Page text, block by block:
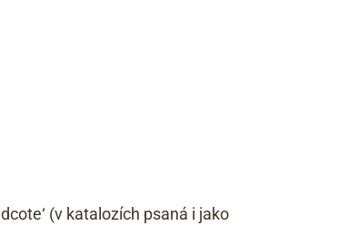
(v katalozích psaná i jako